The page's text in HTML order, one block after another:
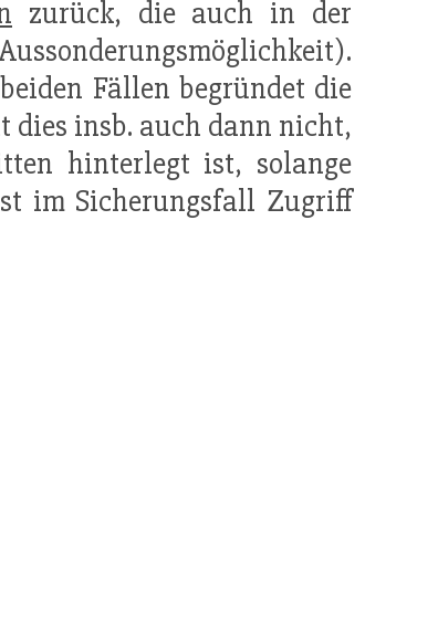
zurück, die auch in der
Fällen begründet die
insb. auch dann nicht,
hinterlegt ist, solange
im Sicherungsfall Zugriff